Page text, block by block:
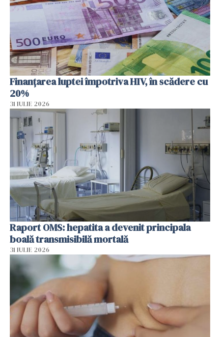
Finanțarea luptei împotriva HIV, în scădere cu
20%
31 IULIE 2026
Raport OMS: hepatita a devenit principala
boală transmisibilă mortală
31 IULIE 2026